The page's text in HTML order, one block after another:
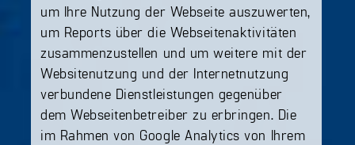
um Ihre Nutzung der Webseite auszuwerten,
um Reports über die Webseitenaktivitäten
zusammenzustellen und um weitere mit der
Websitenutzung und der Internetnutzung
verbundene Dienstleistungen gegenüber
dem Webseitenbetreiber zu erbringen. Die
im Rahmen von Google Analytics von Ihrem